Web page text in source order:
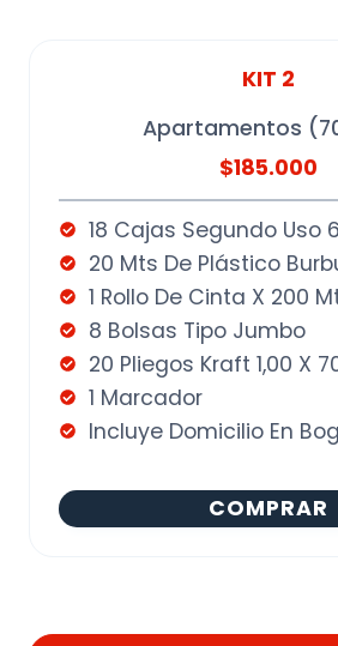
KIT 2
Apartamentos
$185.000
18 Cajas Segundo Uso
20 Mts De Plástico
1 Rollo De Cinta X 200
8 Bolsas Tipo Jumbo
20 Pliegos Kraft 1,00 X
1 Marcador
Incluye Domicilio En
COMPRAR